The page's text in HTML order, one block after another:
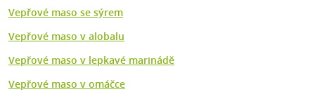
Vepřové maso se sýrem
Vepřové maso v alobalu
Vepřové maso v lepkavé marinádě
Vepřové maso v omáčce